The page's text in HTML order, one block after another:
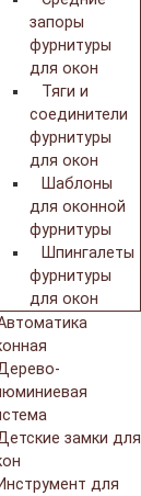
запоры
фурнитуры
для окон
Тяги и
соединители
фурнитуры
для окон
Шаблоны
для оконной
фурнитуры
Шпингалеты
фурнитуры
для окон
замки для
Инструмент для